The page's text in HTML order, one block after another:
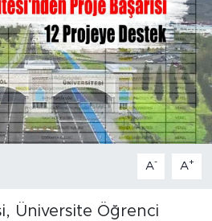
A- A+
Üniversite Öğrenci